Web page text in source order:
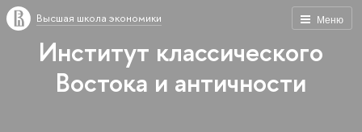
Меню
Высшая школа экономики
Институт классического
Востока и античности